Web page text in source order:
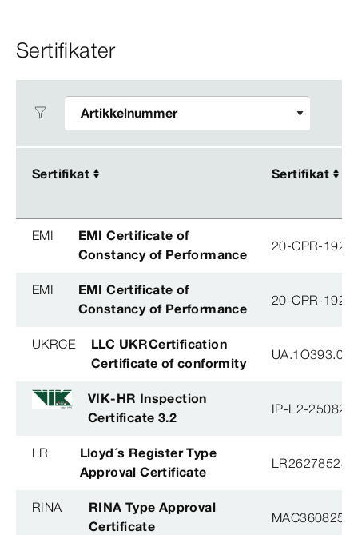
Sertifikater
Sertifikat Sertifikat
Sertifikat Sertifikat
EMI
EMI Certificate of
Constancy of Performance
20-CPR-192-
EMI
EMI Certificate of
Constancy of Performance
20-CPR-192-
UKRCE
LLC UKRCertification
Certificate of conformity
VIK-HR Inspection
Certificate 3.2
IP-L2-250825
LR
Lloyd´s Register Type
Approval Certificate
RINA
RINA Type Approval
Certificate